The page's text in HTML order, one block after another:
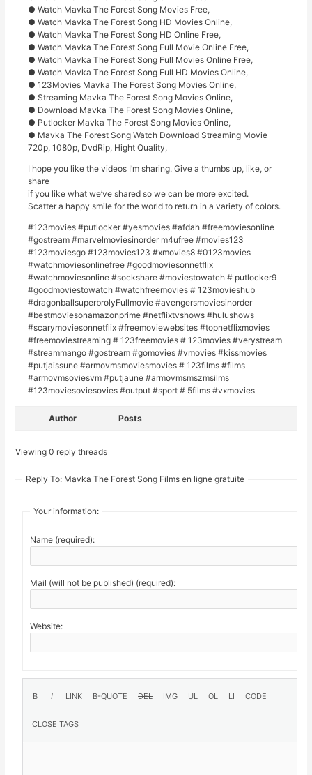
● Watch Mavka The Forest Song Movies Free,
● Watch Mavka The Forest Song HD Movies Online,
● Watch Mavka The Forest Song HD Online Free,
● Watch Mavka The Forest Song Full Movie Online Free,
● Watch Mavka The Forest Song Full Movies Online Free,
● Watch Mavka The Forest Song Full HD Movies Online,
● 123Movies Mavka The Forest Song Movies Online,
● Streaming Mavka The Forest Song Movies Online,
● Download Mavka The Forest Song Movies Online,
● Putlocker Mavka The Forest Song Movies Online,
● Mavka The Forest Song Watch Download Streaming Movie
720p, 1080p, DvdRip, Hight Quality,
I hope you like the videos I’m sharing. Give a thumbs up, like, or
share
if you like what we’ve shared so we can be more excited.
Scatter a happy smile for the world to return in a variety of colors.
#123movies #putlocker #yesmovies #afdah #freemoviesonline
#gostream #marvelmoviesinorder m4ufree #movies123
#123moviesgo #123movies123 #xmovies8 #0123movies
#watchmoviesonlinefree #goodmoviesonnetflix
#watchmoviesonline #sockshare #moviestowatch # putlocker9
#goodmoviestowatch #watchfreemovies # 123movieshub
#dragonballsuperbrolyFullmovie #avengersmoviesinorder
#bestmoviesonamazonprime #netflixtvshows #hulushows
#scarymoviesonnetflix #freemoviewebsites #topnetflixmovies
#freemoviestreaming # 123freemovies # 123movies #verystream
#streammango #gostream #gomovies #vmovies #kissmovies
#putjaissune #armovmsmoviesmovies # 123films #films
#armovmsoviesvm #putjaune #armovmsmszmsilms
#123moviesoviesovies #output #sport # 5films #vxmovies
Author Posts
Viewing 0 reply threads
Reply To: Mavka The Forest Song Films en ligne gratuite
Your information:
Name (required):
Mail (will not be published) (required):
Website: